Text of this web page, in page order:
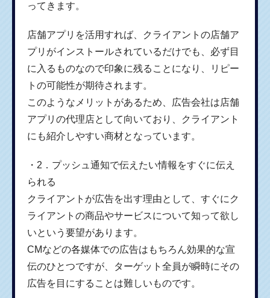
ってきます。
店舗アプリを活用すれば、クライアントの店舗ア
プリがインストールされているだけでも、必ず目
に入るものなので印象に残ることになり、リピー
トの可能性が期待されます。
このようなメリットがあるため、広告会社は店舗
アプリの代理店として向いており、クライアント
にも紹介しやすい商材となっています。
・2．プッシュ通知で伝えたい情報をすぐに伝え
られる
クライアントが広告を出す理由として、すぐにク
ライアントの商品やサービスについて知って欲し
いという要望があります。
CMなどの各媒体での広告はもちろん効果的な宣
伝のひとつですが、ターゲット全員が瞬時にその
広告を目にすることは難しいものです。